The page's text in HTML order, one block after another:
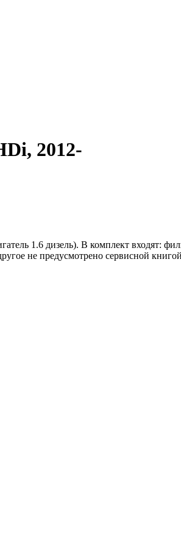
2012-
1.6 дизель). В комплект входят:
не предусмотрено сервисной